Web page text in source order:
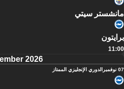
مانشستر سيتي
برايتون
11:00
2026
07 نوفمبر الدوري الإنجليزي الممتاز